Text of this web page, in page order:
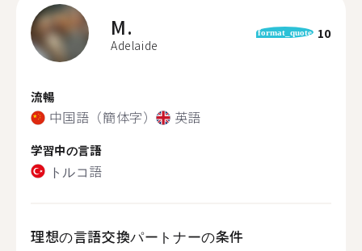
M.
Adelaide
format_quote 10
流暢
中国語（簡体字） 英語
学習中の言語
トルコ語
理想の言語交換パートナーの条件